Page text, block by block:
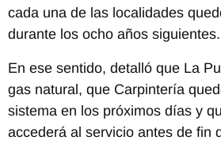
cada una de las localidades
durante los ocho años siguientes.
En ese sentido, detalló que La
gas natural, que Carpintería
sistema en los próximos días y
accederá al servicio antes de fin